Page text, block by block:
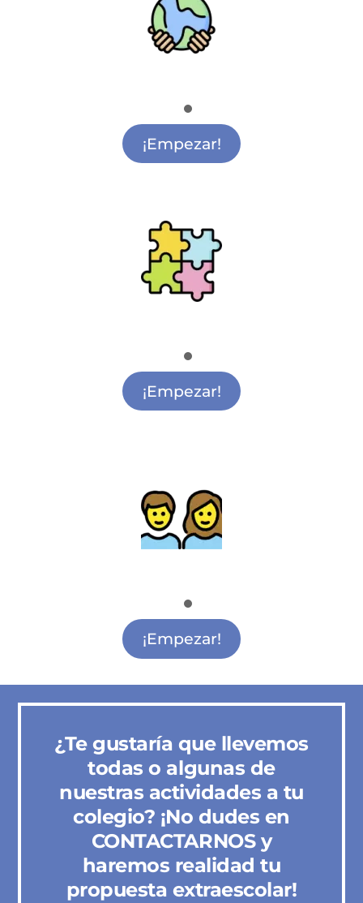
Actividades de Medio Ambiente Getafe
¡Empezar!
Actividades para Ludoteca Getafe
¡Empezar!
Actividades para Madres y Padres Getafe
¡Empezar!
¿Te gustaría que llevemos
todas o algunas de
nuestras actividades a tu
colegio? ¡No dudes en
CONTACTARNOS y
haremos realidad tu
propuesta extraescolar!